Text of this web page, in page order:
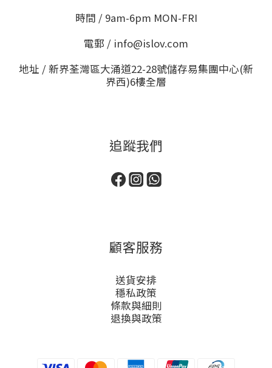
時間 / 9am-6pm MON-FRI
電郵 / info@islov.com
地址 / 新界荃灣區大涌道22-28號儲存易集團中心(新
界西)6樓全層
追蹤我們
顧客服務
送貨安排
穩私政策
條款與細則
退換與政策